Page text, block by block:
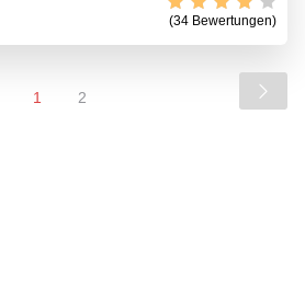
(34 Bewertungen)
1 2